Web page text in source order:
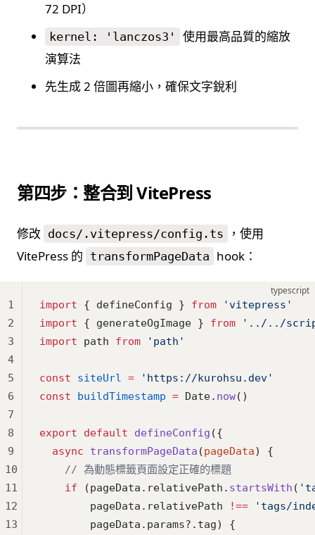
72 DPI）
kernel: 'lanczos3'
使用最高品質的縮放
演算法
先生成 2 倍圖再縮小，確保文字銳利
第四步：整合到 VitePress
修改 docs/.vitepress/config.ts
，使用
VitePress 的 transformPageData hook：
typescript
import { defineConfig } from 'vitepress'
import { generateOgImage } from '../../
import path from 'path'
const siteUrl = 'https://kurohsu.dev'
const buildTimestamp = Date. now()
export default defineConfig ({
  async
transformPageData (pageData) {
    // 為動態標籤頁面設定正確的標題
    if
(pageData.relativePath. startsWith (
        pageData.relativePath
!== 'tags/
        pageData.params?.tag) {
1
2
3
4
5
6
7
8
9
10
11
12
13